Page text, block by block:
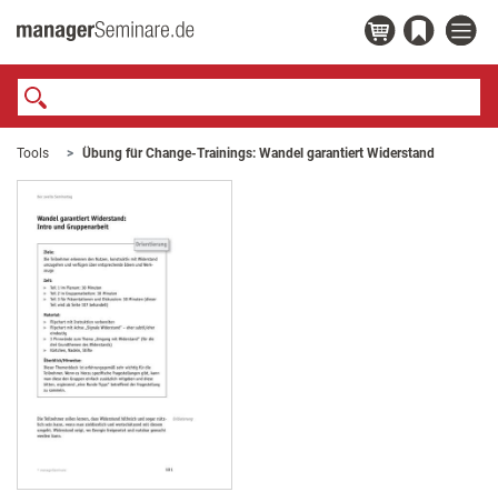
Tools Übung für Change-Trainings: Wandel garantiert Widerstand